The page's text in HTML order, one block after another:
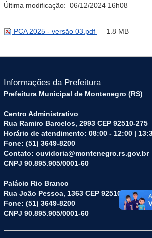
Última modificação: 06/12/2024 16h08
PCA 2025 - versão 03.pdf — 1.8 MB
Informações da Prefeitura
Prefeitura Municipal de Montenegro (RS)
Centro Administrativo
Rua Ramiro Barcelos, 2993 CEP 92510-275
Horário de atendimento: 08:00 - 12:00 |
Fone: (51) 3649-8200
Contato: ouvidoria@montenegro.rs.gov.br
CNPJ 90.895.905/0001-60
Palácio Rio Branco
Rua João Pessoa, 1363 CEP 92510-045
Fone: (51) 3649-8200
CNPJ 90.895.905/0001-60